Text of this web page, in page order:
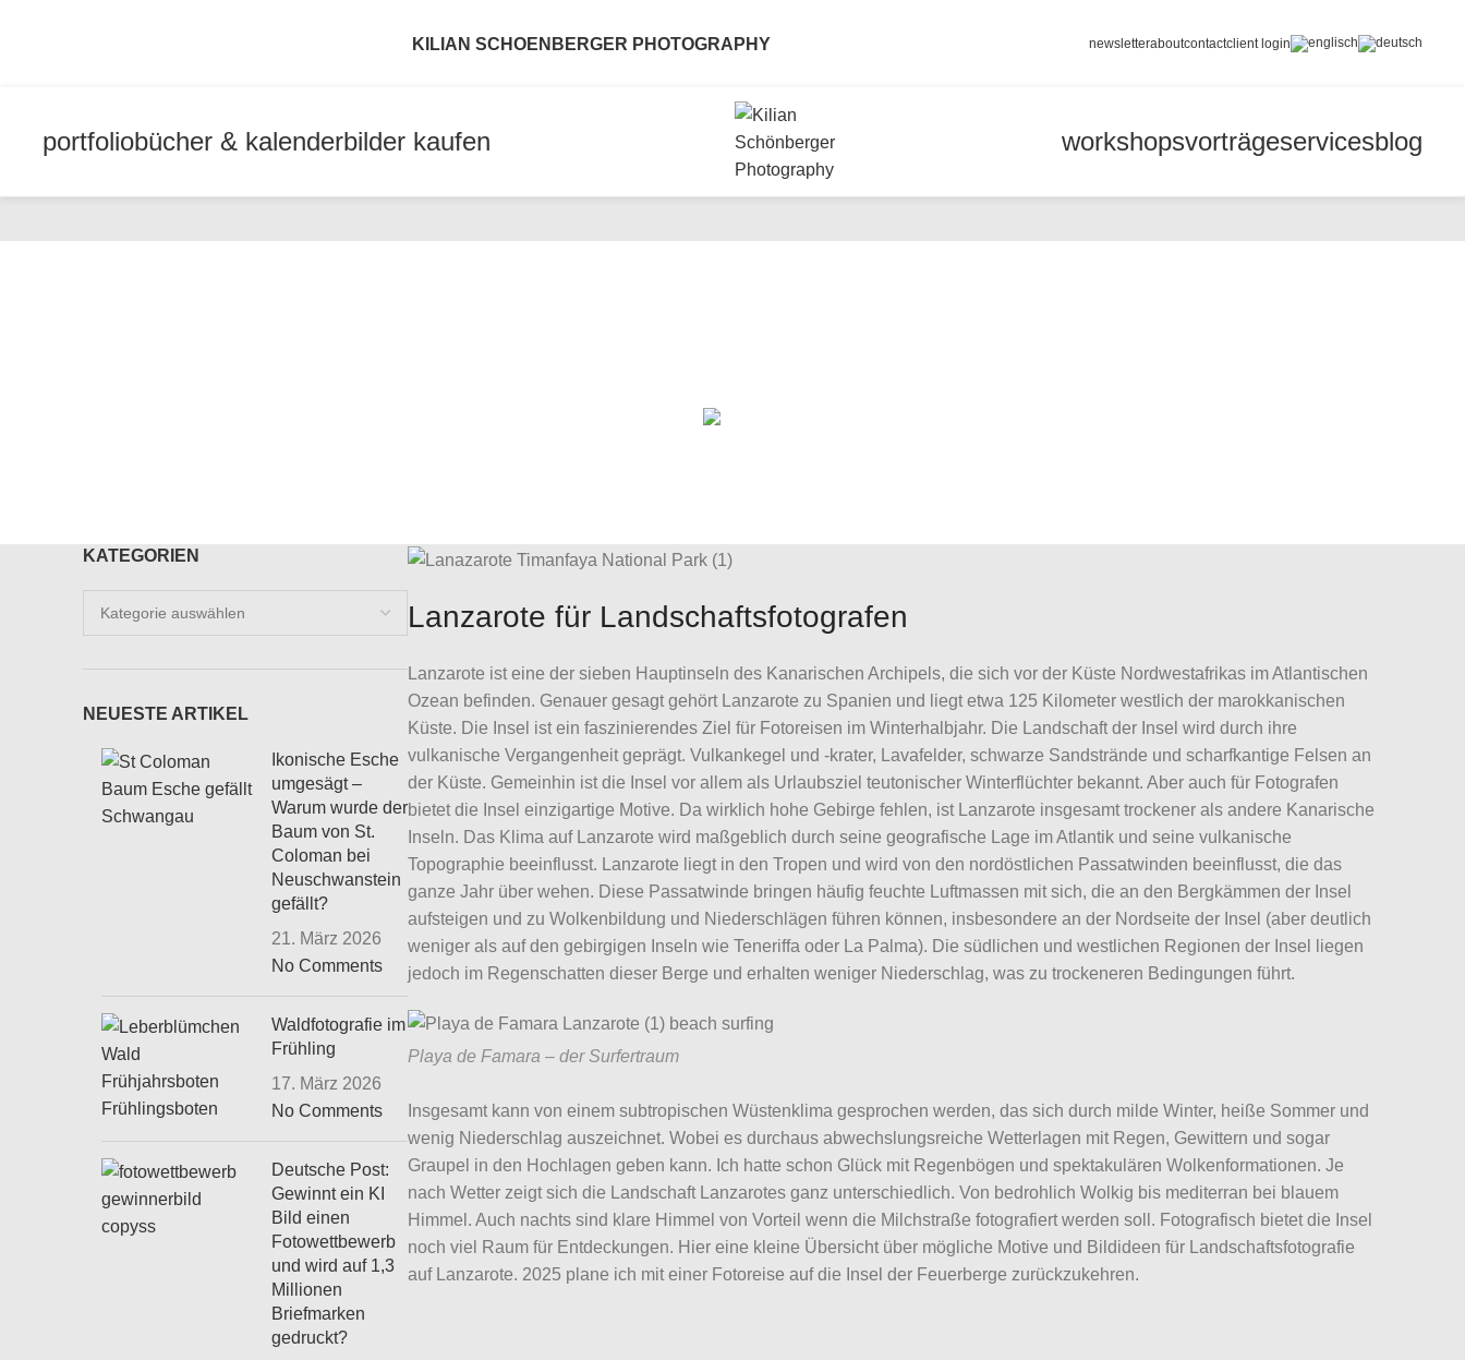
KILIAN SCHOENBERGER PHOTOGRAPHY newsletteraboutcontactclient login
portfoliobücher & kalenderbilder kaufen workshopsvorträgeservicesblog
Lanzarote für Landschaftsfotografen
Lanzarote ist eine der sieben Hauptinseln des Kanarischen Archipels, die sich vor der Küste Nordwestafrikas im Atlantischen
Ozean befinden. Genauer gesagt gehört Lanzarote zu Spanien und liegt etwa 125 Kilometer westlich der marokkanischen
Küste. Die Insel ist ein faszinierendes Ziel für Fotoreisen im Winterhalbjahr. Die Landschaft der Insel wird durch ihre
vulkanische Vergangenheit geprägt. Vulkankegel und -krater, Lavafelder, schwarze Sandstrände und scharfkantige Felsen an
der Küste. Gemeinhin ist die Insel vor allem als Urlaubsziel teutonischer Winterflüchter bekannt. Aber auch für Fotografen
bietet die Insel einzigartige Motive. Da wirklich hohe Gebirge fehlen, ist Lanzarote insgesamt trockener als andere Kanarische
Inseln. Das Klima auf Lanzarote wird maßgeblich durch seine geografische Lage im Atlantik und seine vulkanische
Topographie beeinflusst. Lanzarote liegt in den Tropen und wird von den nordöstlichen Passatwinden beeinflusst, die das
ganze Jahr über wehen. Diese Passatwinde bringen häufig feuchte Luftmassen mit sich, die an den Bergkämmen der Insel
aufsteigen und zu Wolkenbildung und Niederschlägen führen können, insbesondere an der Nordseite der Insel (aber deutlich
weniger als auf den gebirgigen Inseln wie Teneriffa oder La Palma). Die südlichen und westlichen Regionen der Insel liegen
jedoch im Regenschatten dieser Berge und erhalten weniger Niederschlag, was zu trockeneren Bedingungen führt.
Playa de Famara – der Surfertraum
Insgesamt kann von einem subtropischen Wüstenklima gesprochen werden, das sich durch milde Winter, heiße Sommer und
wenig Niederschlag auszeichnet. Wobei es durchaus abwechslungsreiche Wetterlagen mit Regen, Gewittern und sogar
Graupel in den Hochlagen geben kann. Ich hatte schon Glück mit Regenbögen und spektakulären Wolkenformationen. Je
nach Wetter zeigt sich die Landschaft Lanzarotes ganz unterschiedlich. Von bedrohlich Wolkig bis mediterran bei blauem
Himmel. Auch nachts sind klare Himmel von Vorteil wenn die Milchstraße fotografiert werden soll. Fotografisch bietet die Insel
noch viel Raum für Entdeckungen. Hier eine kleine Übersicht über mögliche Motive und Bildideen für Landschaftsfotografie
auf Lanzarote. 2025 plane ich mit einer Fotoreise auf die Insel der Feuerberge zurückzukehren.
KATEGORIEN
Kategorien
NEUESTE ARTIKEL
Ikonische Esche
umgesägt –
Warum wurde der
Baum von St.
Coloman bei
Neuschwanstein
gefällt?
21. März 2026
No Comments
Waldfotografie im
Frühling
17. März 2026
No Comments
Deutsche Post:
Gewinnt ein KI
Bild einen
Fotowettbewerb
und wird auf 1,3
Millionen
Briefmarken
gedruckt?